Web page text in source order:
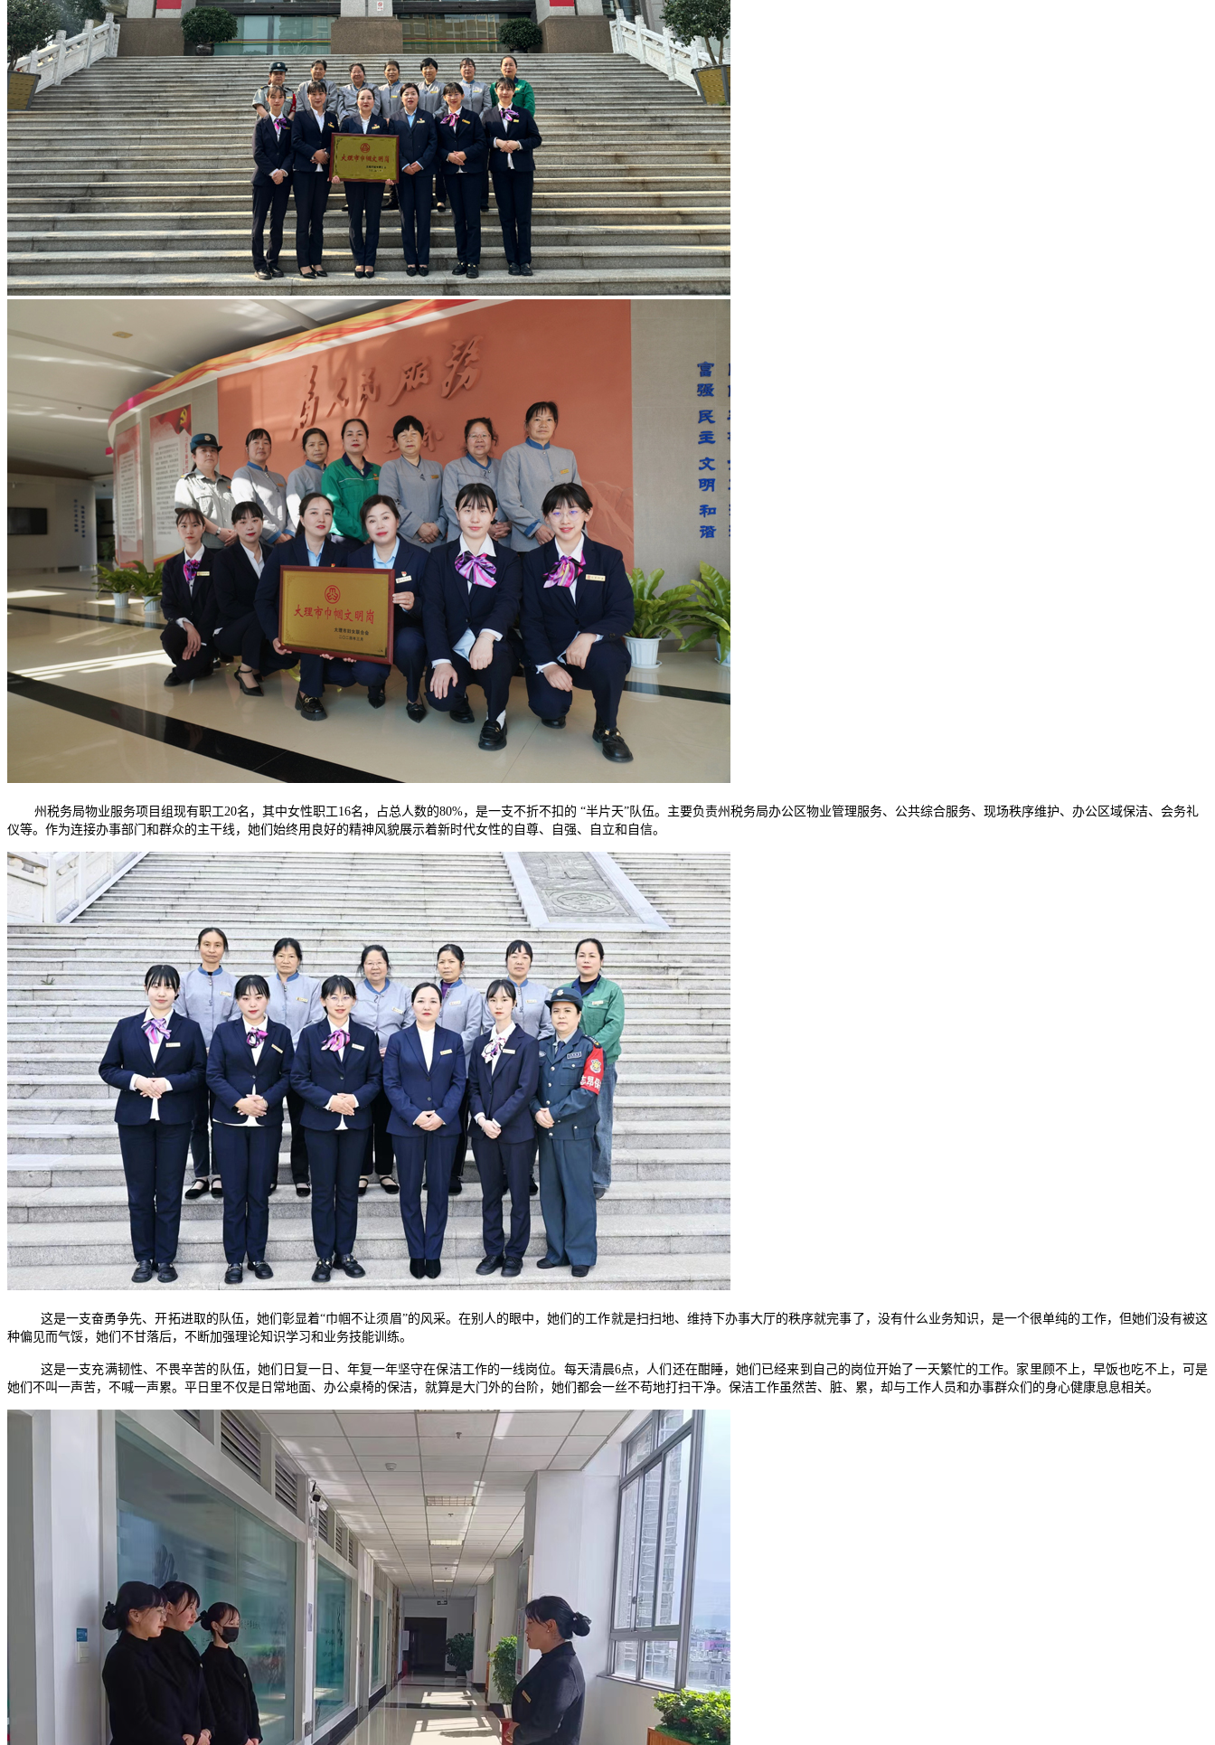
州税务局物业服务项目组现有职工20名，其中女性职工16名，占总人数的80%，是一支不折不扣的 “半片天”队伍。主要负责州税务局办公区物业管理服务、公共综合服务、现场秩序维护、办公区域保洁、会务礼
仪等。作为连接办事部门和群众的主干线，她们始终用良好的精神风貌展示着新时代女性的自尊、自强、自立和自信。
这是一支奋勇争先、开拓进取的队伍，她们彰显着“巾帼不让须眉”的风采。在别人的眼中，她们的工作就是扫扫地、维持下办事大厅的秩序就完事了，没有什么业务知识，是一个很单纯的工作，但她们没有被这
种偏见而气馁，她们不甘落后，不断加强理论知识学习和业务技能训练。
这是一支充满韧性、不畏辛苦的队伍，她们日复一日、年复一年坚守在保洁工作的一线岗位。每天清晨6点，人们还在酣睡，她们已经来到自己的岗位开始了一天繁忙的工作。家里顾不上，早饭也吃不上，可是
她们不叫一声苦，不喊一声累。平日里不仅是日常地面、办公桌椅的保洁，就算是大门外的台阶，她们都会一丝不苟地打扫干净。保洁工作虽然苦、脏、累，却与工作人员和办事群众们的身心健康息息相关。